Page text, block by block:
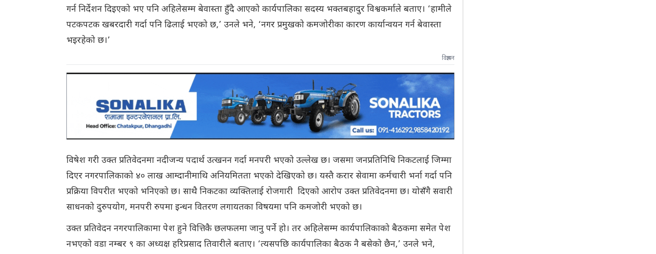
गर्न निर्देशन दिइएको भए पनि अहिलेसम्म बेवास्ता हुँदै आएको कार्यपालिका सदस्य भक्तबहादुर विश्वकर्माले बताए। ‘हामीले
पटकपटक खबरदारी गर्दा पनि ढिलाई भएको छ,’ उनले भने, ‘नगर प्रमुखको कमजोरीका कारण कार्यान्वयन गर्न बेवास्ता
भइरहेको छ।’
विज्ञापन
विषेश गरी उक्त प्रतिवेदनमा नदीजन्य पदार्थ उत्खनन गर्दा मनपरी भएको उल्लेख छ। जसमा जनप्रतिनिधि निकटलाई जिम्मा
दिएर नगरपालिकाको ४० लाख आम्दानीमाथि अनियमितता भएको देखिएको छ। यस्तै करार सेवामा कर्मचारी भर्ना गर्दा पनि
प्रक्रिया विपरीत भएको भनिएको छ। साथै निकटका व्यक्तिलाई रोजगारी दिएको आरोप उक्त प्रतिवेदनमा छ। योसँगै सवारी
साधनको दुरुपयोग, मनपरी रुपमा इन्धन वितरण लगायतका विषयमा पनि कमजोरी भएको छ।
उक्त प्रतिवेदन नगरपालिकामा पेश हुने वित्तिकै छलफलमा जानु पर्ने हो। तर अहिलेसम्म कार्यपालिकाको बैठकमा समेत पेश
नभएको वडा नम्बर ९ का अध्यक्ष हरिप्रसाद तिवारीले बताए। ‘त्यसपछि कार्यपालिका बैठक नै बसेको छैन,’ उनले भने,